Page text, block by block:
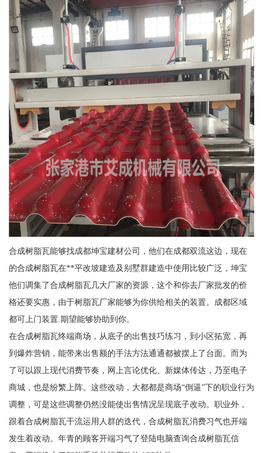
合成树脂瓦能够找成都坤宝建材公司，他们在成都双流这边，现在
的合成树脂瓦在**平改坡建造及别墅群建造中使用比较广泛，坤宝
他们调集了合成树脂瓦几大厂家的资源，这个和你去厂家批发的价
格还要实惠，由于树脂瓦厂家能够为你供给相关的装置。成都区域
都可上门装置.期望能够协助到你。
在合成树脂瓦终端商场，从底子的出售技巧练习，到小区拓宽，再
到爆炸营销，能带来出售额的手法方法通通都被摆上了台面。而为
了可以跟上现代消费节奏，网上言论优化、新媒体传达，乃至电子
商城，也是纷繁上阵。这些改动，大都都是商场“倒逼”下的职业行为
调整，可是这些调整仍然没能使出售情况呈现底子改动。职业外，
跟着合成树脂瓦干流运用人群的迭代，合成树脂瓦消费习气也开端
发生着改动。年青的顾客开端习气了登陆电脑查询合成树脂瓦信